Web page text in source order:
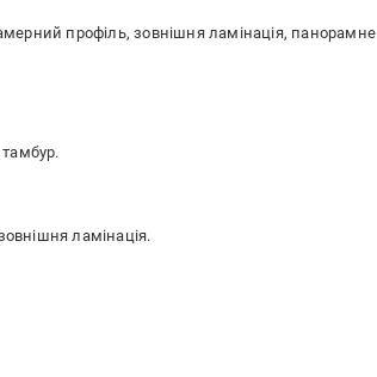
профіль, зовнішня ламінація, панорамне
ламінація.